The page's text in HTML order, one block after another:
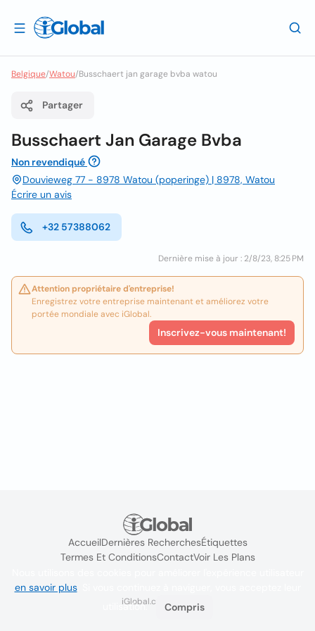
Belgique/Watou/Busschaert jan garage bvba watou
Partager
Busschaert Jan Garage Bvba
Non revendiqué
Douvieweg 77 - 8978 Watou (poperinge) | 8978, Watou
Écrire un avis
+32 57388062
Dernière mise à jour : 2/8/23, 8:25 PM
Attention propriétaire d'entreprise!
Enregistrez votre entreprise maintenant et améliorez votre
portée mondiale avec iGlobal.
Inscrivez-vous maintenant!
AccueilDernières RecherchesÉtiquettes
Termes Et ConditionsContactVoir Les Plans
iGlobal.co @ 2024
en savoir plus. Si vous continuez à naviguer, vous acceptez leur
utilisation.
Compris